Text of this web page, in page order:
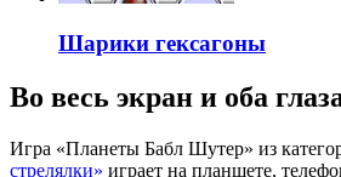
Шарики гексагоны
Во весь экран и оба
Игра «Планеты Бабл Шутер» из
стрелялки» играет на планшете,